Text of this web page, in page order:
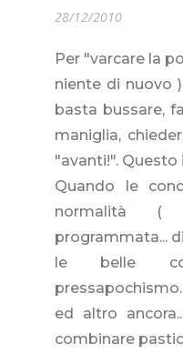
28/12/2010
Per "varcare la
niente di nuovo
basta bussare,
maniglia,
"avanti!".
Quando le
normalità (
programmata...
le belle
ed altro
combinare